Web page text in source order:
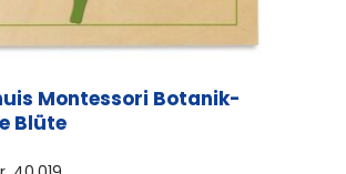
Montessori Botanik-
Blüte